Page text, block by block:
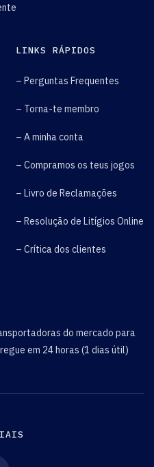
LINKS RÁPIDOS
– Perguntas Frequentes
– Torna-te membro
– A minha conta
– Compramos os teus jogos
– Livro de Reclamações
– Resolução de Litígios Online
– Crítica dos clientes
do mercado para
em 24 horas (1 dias útil)